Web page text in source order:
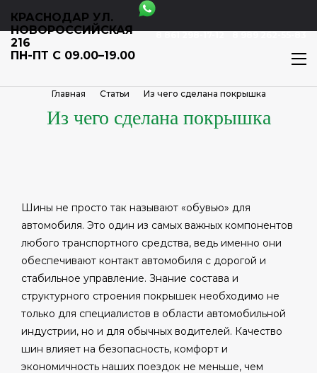
КРАСНОДАР УЛ.
НОВОРОССИЙСКАЯ
216
ПН-ПТ С 09.00–19.00
8 861 298-17-12 8 989 262-55-83
Главная Статьи Из чего сделана покрышка
Из чего сделана покрышка
Шины не просто так называют «обувью» для
автомобиля. Это один из самых важных компонентов
любого транспортного средства, ведь именно они
обеспечивают контакт автомобиля с дорогой и
стабильное управление. Знание состава и
структурного строения покрышек необходимо не
только для специалистов в области автомобильной
индустрии, но и для обычных водителей. Качество
шин влияет на безопасность, комфорт и
экономичность наших поездок не меньше, чем